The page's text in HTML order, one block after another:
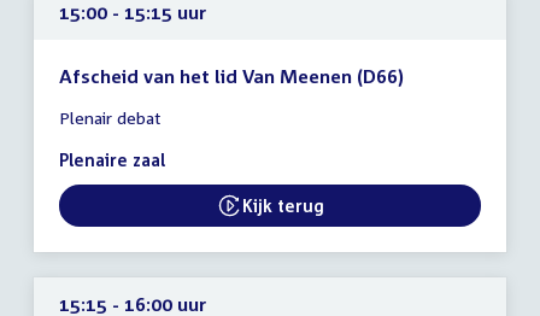
15:00 - 15:15 uur
Afscheid van het lid Van Meenen (D66)
vergadering
15:00
15:15
uur
Plenair debat
Plenaire zaal
External link:
Kijk terug
15:15 - 16:00 uur